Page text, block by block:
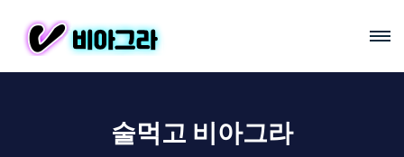
술먹고 비아그라